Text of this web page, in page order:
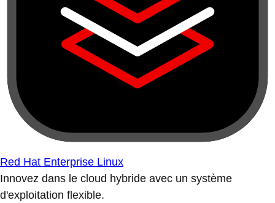
Red Hat Enterprise Linux
Innovez dans le cloud hybride avec un système
d'exploitation flexible.